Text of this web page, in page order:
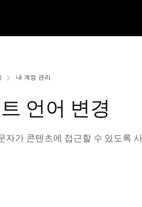
내 계정 관리
언어 변경
자가 콘텐츠에 접근할 수 있도록